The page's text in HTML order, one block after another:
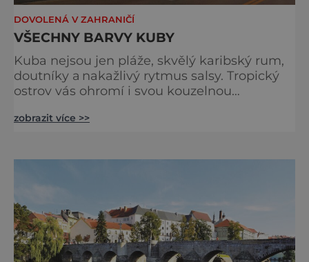
DOVOLENÁ V ZAHRANIČÍ
VŠECHNY BARVY KUBY
Kuba nejsou jen pláže, skvělý karibský rum,
doutníky a nakažlivý rytmus salsy. Tropický
ostrov vás ohromí i svou kouzelnou
Karibské moře, Mexický záliv a Atlantský
zobrazit více >>